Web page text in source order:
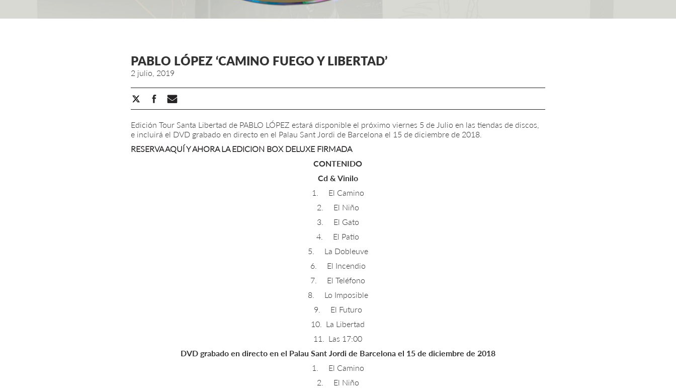
PABLO LÓPEZ ‘CAMINO FUEGO Y LIBERTAD’
2 julio, 2019
Edición Tour Santa Libertad de PABLO LÓPEZ estará disponible el próximo viernes 5 de Julio en las tiendas de discos,
e incluirá el DVD grabado en directo en el Palau Sant Jordi de Barcelona el 15 de diciembre de 2018.
RESERVA AQUÍ Y AHORA LA EDICION BOX DELUXE FIRMADA
CONTENIDO
Cd & Vinilo
1. El Camino
2. El Niño
3. El Gato
4. El Patio
5. La Dobleuve
6. El Incendio
7. El Teléfono
8. Lo Imposible
9. El Futuro
10. La Libertad
11. Las 17:00
DVD grabado en directo en el Palau Sant Jordi de Barcelona el 15 de diciembre de 2018
1. El Camino
2. El Niño